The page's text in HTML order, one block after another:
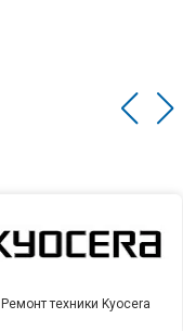
Ремонт техники Kyocera